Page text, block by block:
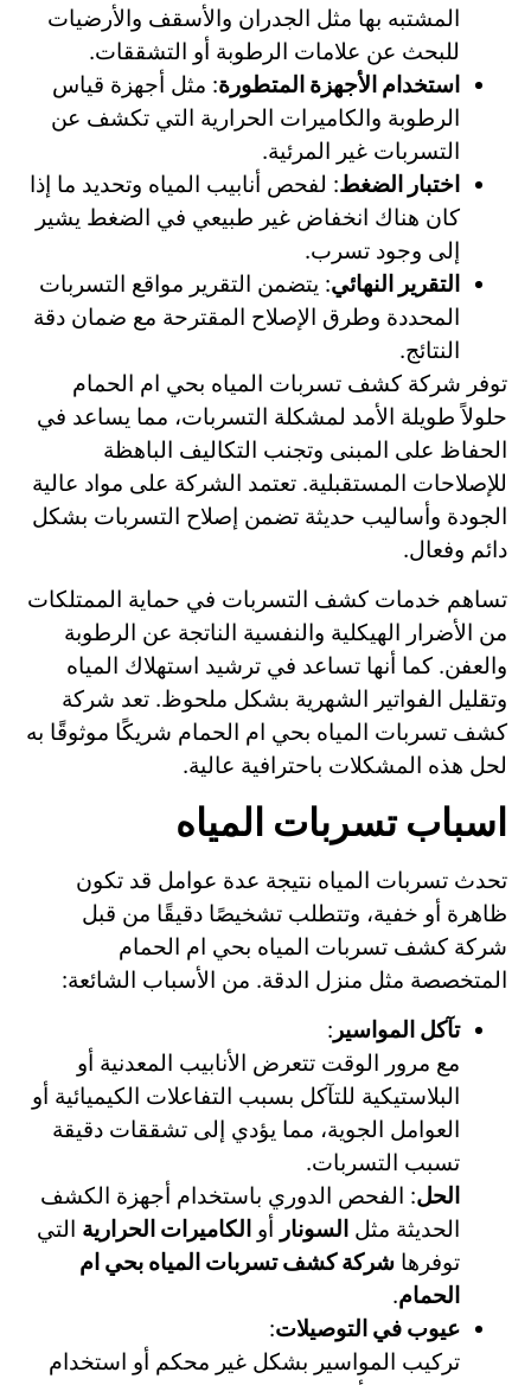
المشتبه بها مثل الجدران والأسقف والأرضيات
للبحث عن علامات الرطوبة أو التشققات.
استخدام الأجهزة المتطورة: مثل أجهزة قياس
الرطوبة والكاميرات الحرارية التي تكشف عن
التسربات غير المرئية.
اختبار الضغط: لفحص أنابيب المياه وتحديد ما إذا
كان هناك انخفاض غير طبيعي في الضغط يشير
إلى وجود تسرب.
التقرير النهائي: يتضمن التقرير مواقع التسربات
المحددة وطرق الإصلاح المقترحة مع ضمان دقة
النتائج.
توفر شركة كشف تسربات المياه بحي ام الحمام
حلولاً طويلة الأمد لمشكلة التسربات، مما يساعد في
الحفاظ على المبنى وتجنب التكاليف الباهظة
للإصلاحات المستقبلية. تعتمد الشركة على مواد عالية
الجودة وأساليب حديثة تضمن إصلاح التسربات بشكل
دائم وفعال.
تساهم خدمات كشف التسربات في حماية الممتلكات
من الأضرار الهيكلية والنفسية الناتجة عن الرطوبة
والعفن. كما أنها تساعد في ترشيد استهلاك المياه
وتقليل الفواتير الشهرية بشكل ملحوظ. تعد شركة
كشف تسربات المياه بحي ام الحمام شريكًا موثوقًا به
لحل هذه المشكلات باحترافية عالية.
اسباب تسربات المياه
تحدث تسربات المياه نتيجة عدة عوامل قد تكون
ظاهرة أو خفية، وتتطلب تشخيصًا دقيقًا من قبل
شركة كشف تسربات المياه بحي ام الحمام
المتخصصة مثل منزل الدقة. من الأسباب الشائعة:
تآكل المواسير :
مع مرور الوقت تتعرض الأنابيب المعدنية أو
البلاستيكية للتآكل بسبب التفاعلات الكيميائية أو
العوامل الجوية، مما يؤدي إلى تشققات دقيقة
تسبب التسربات.
الحل: الفحص الدوري باستخدام أجهزة الكشف
الحديثة مثل السونار أو الكاميرات الحرارية التي
توفرها شركة كشف تسربات المياه بحي ام
الحمام.
عيوب في التوصيلات:
تركيب المواسير بشكل غير محكم أو استخدام